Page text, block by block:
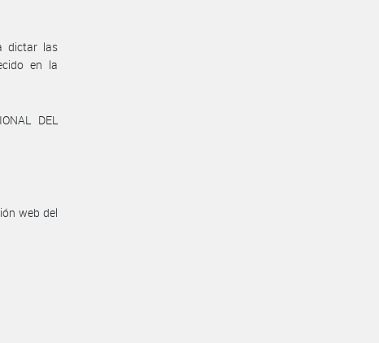
dictar las
en la
DEL
web del